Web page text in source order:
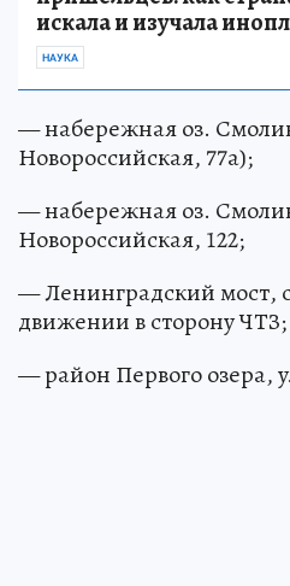
искала и изучала
НАУКА
— набережная оз.
Новороссийская, 77а);
— набережная оз.
Новороссийская, 122;
— Ленинградский мост,
движении в сторону ЧТЗ;
— район Первого озера,